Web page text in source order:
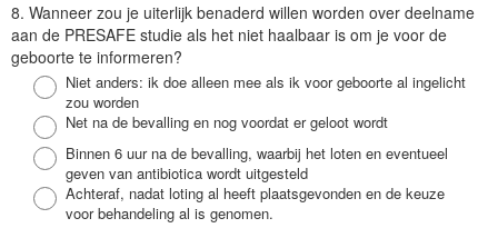
V
r
a
8. Wanneer zou je uiterlijk benaderd willen worden over deelname
aan de PRESAFE studie als het niet haalbaar is om je voor de
geboorte te informeren?
Antwoord
Niet anders: ik doe alleen mee als ik voor geboorte al ingelicht
zou worden
Antwoord
Net na de bevalling en nog voordat er geloot wordt
Antwoord
Binnen 6 uur na de bevalling, waarbij het loten en eventueel
geven van antibiotica wordt uitgesteld
Antwoord
Achteraf, nadat loting al heeft plaatsgevonden en de keuze
voor behandeling al is genomen.